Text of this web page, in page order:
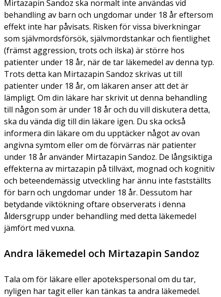
Mirtazapin Sandoz ska normalt inte användas vid
behandling av barn och ungdomar under 18 år eftersom
effekt inte har påvisats. Risken för vissa biverkningar
som självmordsförsök, självmordstankar och fientlighet
(främst aggression, trots och ilska) är större hos
patienter under 18 år, när de tar läkemedel av denna typ.
Trots detta kan Mirtazapin Sandoz skrivas ut till
patienter under 18 år, om läkaren anser att det är
lämpligt. Om din läkare har skrivit ut denna behandling
till någon som är under 18 år och du vill diskutera detta,
ska du vända dig till din läkare igen. Du ska också
informera din läkare om du upptäcker något av ovan
angivna symtom eller om de förvärras när patienter
under 18 år använder Mirtazapin Sandoz. De långsiktiga
effekterna av mirtazapin på tillväxt, mognad och kognitiv
och beteendemässig utveckling har ännu inte fastställts
för barn och ungdomar under 18 år. Dessutom har
betydande viktökning oftare observerats i denna
åldersgrupp under behandling med detta läkemedel
jämfört med vuxna.
Andra läkemedel och Mirtazapin Sandoz
Tala om för läkare eller apotekspersonal om du tar,
nyligen har tagit eller kan tänkas ta andra läkemedel.